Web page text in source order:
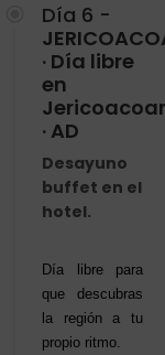
Día 6 -
· Día libre
en
· AD
Desayuno
buffet en el
hotel.
Día libre para
que descubras
la región a tu
propio ritmo.